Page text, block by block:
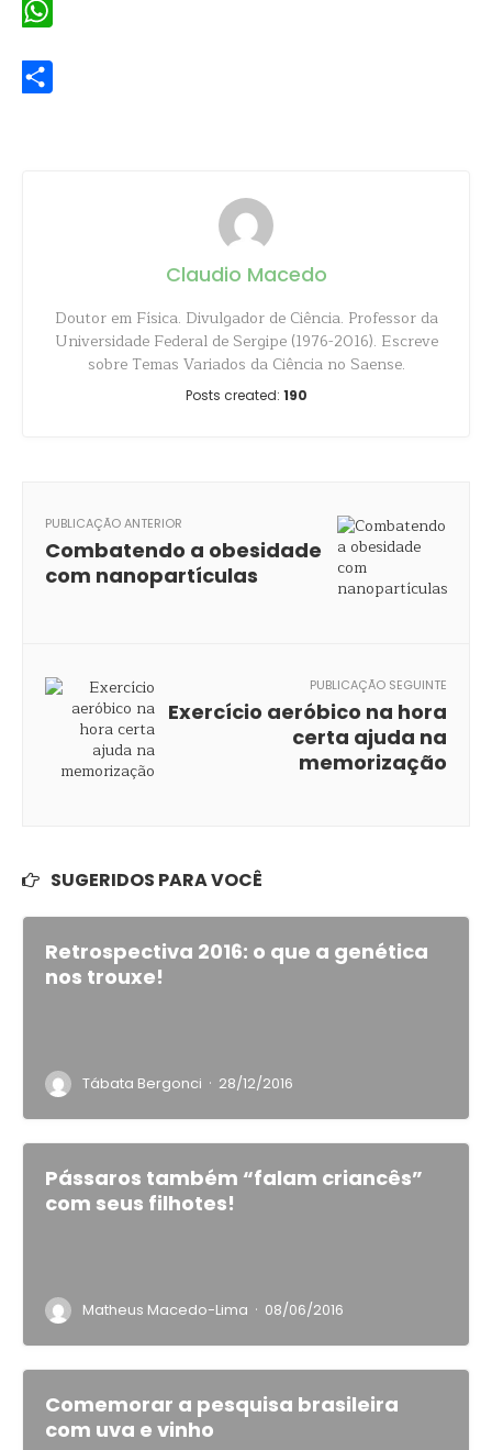
Claudio Macedo
Doutor em Física. Divulgador de Ciência. Professor da
Universidade Federal de Sergipe (1976-2016). Escreve
sobre Temas Variados da Ciência no Saense.
Posts created: 190
PUBLICAÇÃO ANTERIOR
Combatendo a obesidade
com nanopartículas
PUBLICAÇÃO SEGUINTE
Exercício aeróbico na hora
certa ajuda na
memorização
SUGERIDOS PARA VOCÊ
Retrospectiva 2016: o que a genética
nos trouxe!
Tábata Bergonci · 28/12/2016
Pássaros também “falam criancês”
com seus filhotes!
Matheus Macedo-Lima · 08/06/2016
Comemorar a pesquisa brasileira
com uva e vinho